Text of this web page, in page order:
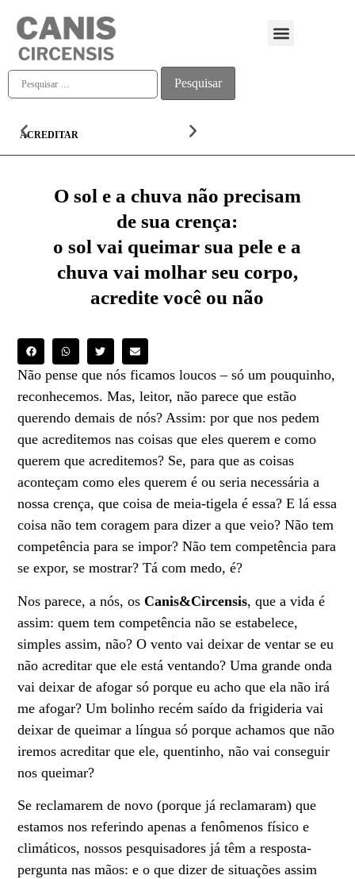
ACREDITAR
O sol e a chuva não precisam
de sua crença:
o sol vai queimar sua pele e a
chuva vai molhar seu corpo,
acredite você ou não
Não pense que nós ficamos loucos – só um pouquinho,
reconhecemos. Mas, leitor, não parece que estão
querendo demais de nós? Assim: por que nos pedem
que acreditemos nas coisas que eles querem e como
querem que acreditemos? Se, para que as coisas
aconteçam como eles querem é ou seria necessária a
nossa crença, que coisa de meia-tigela é essa? E lá essa
coisa não tem coragem para dizer a que veio? Não tem
competência para se impor? Não tem competência para
se expor, se mostrar? Tá com medo, é?
Nos parece, a nós, osCanis&Circensis, que a vida é
assim: quem tem competência não se estabelece,
simples assim, não? O vento vai deixar de ventar se eu
não acreditar que ele está ventando? Uma grande onda
vai deixar de afogar só porque eu acho que ela não irá
me afogar? Um bolinho recém saído da frigideria vai
deixar de queimar a língua só porque achamos que não
iremos acreditar que ele, quentinho, não vai conseguir
nos queimar?
Se reclamarem de novo (porque já reclamaram) que
estamos nos referindo apenas a fenômenos físico e
climáticos, nossos pesquisadores já têm a resposta-
pergunta nas mãos: e o que dizer de situações assim